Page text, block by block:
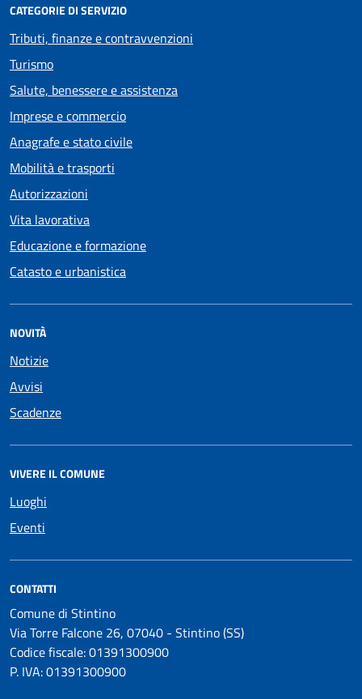
CATEGORIE DI SERVIZIO
Tributi, finanze e contravvenzioni
Turismo
Salute, benessere e assistenza
Imprese e commercio
Anagrafe e stato civile
Mobilità e trasporti
Autorizzazioni
Vita lavorativa
Educazione e formazione
Catasto e urbanistica
NOVITÀ
Notizie
Avvisi
Scadenze
VIVERE IL COMUNE
Luoghi
Eventi
CONTATTI
Comune di Stintino
Via Torre Falcone 26, 07040 - Stintino (SS)
Codice fiscale: 01391300900
P. IVA: 01391300900